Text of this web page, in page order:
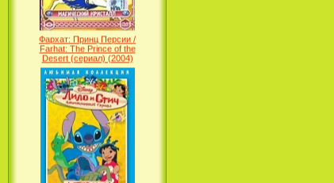
Фархат: Принц Персии /
Farhat: The Prince of the
Desert (сериал) (2004)
Финес и Ферб - Песни на русском /
Phineas and Ferb - Russian Version
(2009-2011)